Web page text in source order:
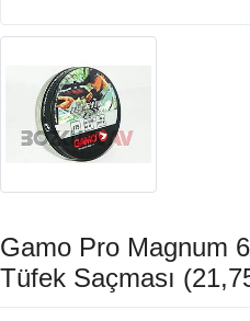
Gamo Pro Magnum
Tüfek Saçması